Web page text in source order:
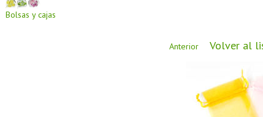
Bolsas y cajas
Anterior Volver al